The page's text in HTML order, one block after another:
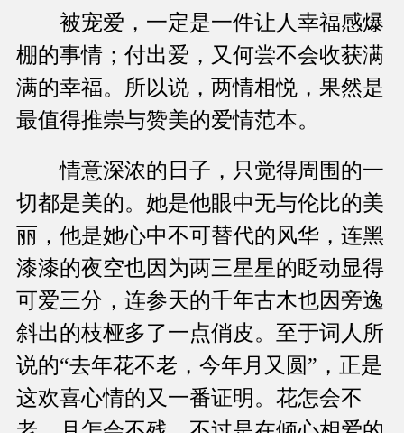
被宠爱，一定是一件让人幸福感爆
棚的事情；付出爱，又何尝不会收获满
满的幸福。所以说，两情相悦，果然是
最值得推崇与赞美的爱情范本。
情意深浓的日子，只觉得周围的一
切都是美的。她是他眼中无与伦比的美
丽，他是她心中不可替代的风华，连黑
漆漆的夜空也因为两三星星的眨动显得
可爱三分，连参天的千年古木也因旁逸
斜出的枝桠多了一点俏皮。至于词人所
说的“去年花不老，今年月又圆”，正是
这欢喜心情的又一番证明。花怎会不